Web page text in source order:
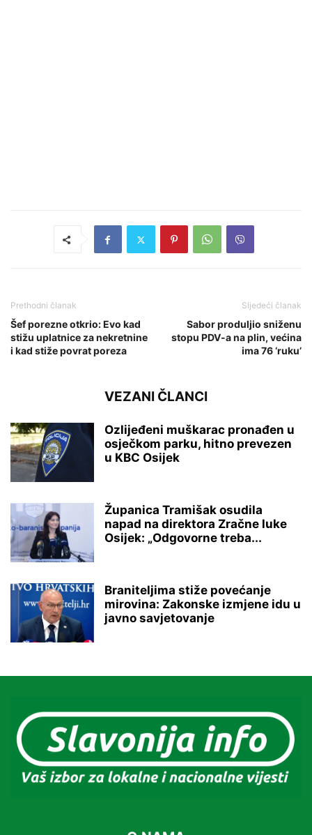
Prethodni članak
Šef porezne otkrio: Evo kad
stižu uplatnice za nekretnine
i kad stiže povrat poreza
Sljedeći članak
Sabor produljio sniženu
stopu PDV-a na plin, većina
ima 76 ‘ruku’
VEZANI ČLANCI
Ozlijeđeni muškarac pronađen u
osječkom parku, hitno prevezen
u KBC Osijek
Županica Tramišak osudila
napad na direktora Zračne luke
Osijek: „Odgovorne treba...
Braniteljima stiže povećanje
mirovina: Zakonske izmjene idu u
javno savjetovanje